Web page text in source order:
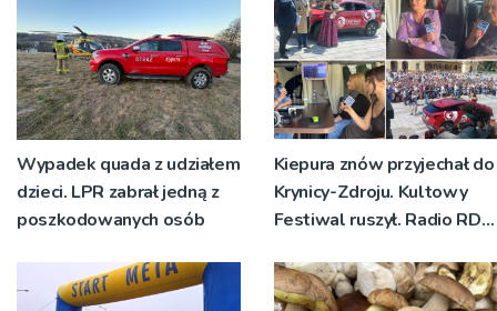
Wypadek quada z udziałem
dzieci. LPR zabrał jedną z
poszkodowanych osób
Kiepura znów przyjechał do
Krynicy-Zdroju. Kultowy
Festiwal ruszył. Radio RDN
żywo [ZDJĘCIA]